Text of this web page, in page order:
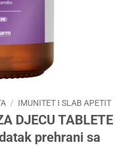
/ IMUNITET I SLAB APETIT
DJECU TABLETE
prehrani sa